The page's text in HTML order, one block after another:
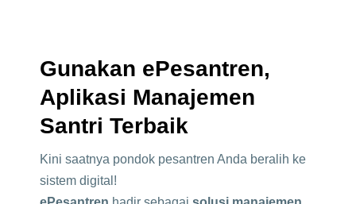
Gunakan ePesantren,
Aplikasi Manajemen
Santri Terbaik
Kini saatnya pondok pesantren Anda beralih ke
sistem digital!